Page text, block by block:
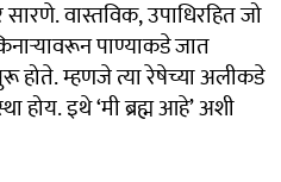
वास्तविक, उपाधिरहित जो
पाण्याकडे जात
म्हणजे त्या रेषेच्या अलीकडे
होय. इथे ‘मी ब्रह्म आहे’ अशी